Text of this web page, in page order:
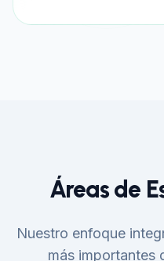
Áreas de
Nuestro enfoque
más importantes